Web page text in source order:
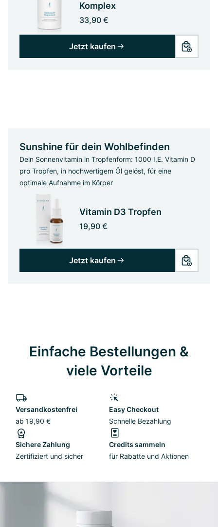
Komplex
33,90 €
Jetzt kaufen
Sunshine für dein Wohlbefinden
Dein Sonnenvitamin in Tropfenform: 1000 I.E. Vitamin D
pro Tropfen, in hochwertigem Öl gelöst, für eine
optimale Aufnahme im Körper
Vitamin D3 Tropfen
19,90 €
Jetzt kaufen
Einfache Bestellungen &
viele Vorteile
Versandkostenfrei
ab 19,90 €
Easy Checkout
Schnelle Bezahlung
Sichere Zahlung
Zertifiziert und sicher
Credits sammeln
für Rabatte und Aktionen